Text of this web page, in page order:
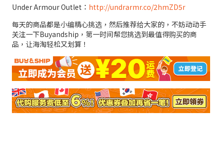
Under Armour Outlet： http://undrarmr.co/2hmZD5r
每天的商品都是小编精心挑选，然后推荐给大家的，不妨动动手
关注一下Buyandship，第一时间帮您挑选到最值得购买的商
品，让海淘轻松又划算！